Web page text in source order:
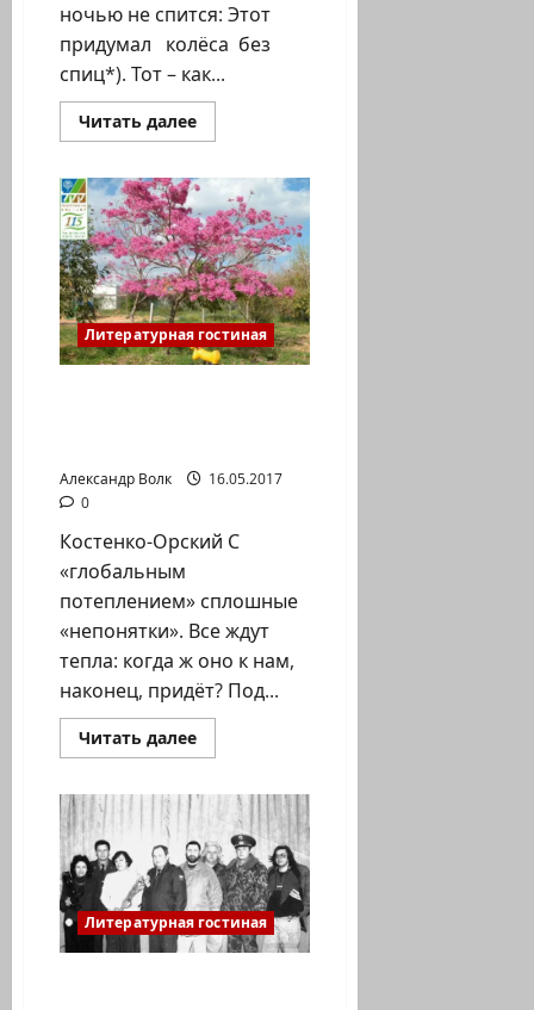
ночью не спится: Этот
придумал колёса без
спиц*). Тот – как...
Читать далееПрочитать
больше
Шейнбергер.
Стихи.
«Про
нас,
про
всех…»
Литературная гостиная
Александр Волк
16.05.2017
0
Костенко-Орский С
«глобальным
потеплением» сплошные
«непонятки». Все ждут
тепла: когда ж оно к нам,
наконец, придёт? Под...
Читать далееПрочитать
больше
Орский.
Стихи.
Молитва
огородика
Литературная гостиная